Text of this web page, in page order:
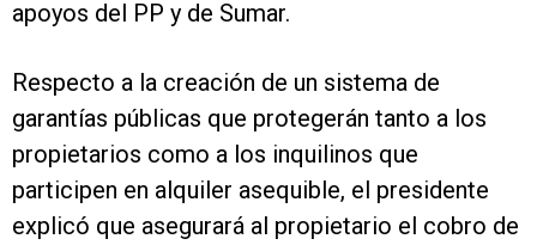
apoyos del PP y de Sumar.
Respecto a la creación de un sistema de
garantías públicas que protegerán tanto a los
propietarios como a los inquilinos que
participen en alquiler asequible, el presidente
explicó que asegurará al propietario el cobro de